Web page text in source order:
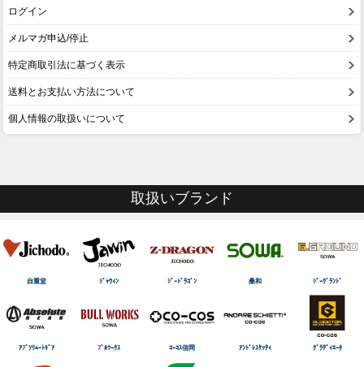
ログイン
メルマガ申込/停止
特定商取引法に基づく表示
送料とお支払い方法について
個人情報の取扱いについて
取扱いブランド
自重堂 ｼﾞｬｳｨﾝ ｼﾞｰﾄﾞﾗｺﾞﾝ 桑和 ｼﾞｰｸﾞﾗﾝﾄﾞ
ｱﾌﾞｿﾘｭｰﾄｷﾞｱ ﾌﾞﾙﾜｰｸｽ ｺｰｺｽ信岡 ｱﾝﾄﾞﾚｽｹｯﾃｨ ｸﾞﾗﾃﾞｨｴｰﾀ